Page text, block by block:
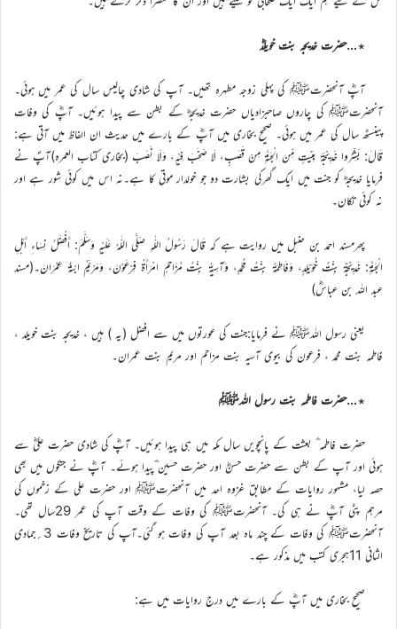
٭…حضرت خدیجہ بنت خویلدؓ
آپؓ آنحضرتﷺ کی پہلی زوجہ مطہرہ تھیں۔ آپ کی شادی چالیس سال کی عمر میں ہوئی۔
آنحضرتﷺ کی چاروں صاحبزادیاں حضرت خدیجہؓ کے بطن سے پیدا ہوئیں۔ آپؓ کی وفات
پینسٹھ سال کی عمر میں ہوئی۔ صحیح بخاری میں آپؓ کے بارے میں حدیث ان الفاظ میں آتی ہے:
قَالَ: بَشِّرُوا خَدِيْجَةَ بِبَيْتٍ مِّنَ الْجَنَّةِ مِنْ قَصَبٍ، لَا صَخَبَ فِيْهِ، وَلَا نَصَبَ (بخاری کتاب العمرہ)آپؐ نے
فرمایا خدیجہؓ کو جنت میں ایک گھرکی بشارت دو جو خولدار موتی کا ہے۔نہ اس میں کوئی شور ہے اور
نہ کوئی تکان۔
پھرمسند احمد بن حنبل میں روایت ہے کہ قَالَ رَسُولُ اللّٰهِ صَلَّى اللّٰهُ عَلَيْهِ وَسَلَّمَ: أَفْضَلُ نِسَاءِ أَهْلِ
الْجَنَّةِ: خَدِيْجَةُ بِنْتُ خُوَيْلِدٍ، وَفَاطِمَةُ بِنْتُ مُحَمَّدٍ، وَآسِيَةُ بِنْتُ مُزَاحِمٍ امْرَأَةُ فِرْعَوْنَ، وَمَرْيَمُ ابْنَةُ عِمْرَانَ۔(مسند
عبد اللہ بن عباسؓ)
یعنی رسول اللہﷺ نے فرمایا:جنت کی عورتوں میں سے افضل (یہ ) ہیں ، خدیجہ بنت خویلد ،
فاطمہ بنت محمد ، فرعون کی بیوی آسیہ بنت مزاحم اور مریم بنت عمران۔
٭…حضرت فاطمہ بنت رسول اللہﷺ
حضرت فاطمہ ؓ بعثت کے پانچویں سال مکہ میں ہی پیدا ہوئیں۔ آپؓ کی شادی حضرت علیؓ سے
ہوئی اور آپ کے بطن سے حضرت حسنؓ اور حضرت حسین ؓپیدا ہوئے۔ آپؓ نے جنگوں میں بھی
حصہ لیا، مشہور روایات کے مطابق غزوہ احد میں آنحضرتﷺ اور حضرت علی کے زخموں کی
مرہم پٹی آپؓ نے ہی کی۔ آنحضرتﷺ کی وفات کے وقت آپ کی عمر 29سال تھی۔
آنحضرتﷺ کی وفات کے چند ماہ بعد آپ کی وفات ہو گئی۔آپ کی تاریخ وفات 3؍جمادی
الثانی 11ہجری کتب میں مذکور ہے۔
صحیح بخاری میں آپؓ کے بارے میں درج روایات میں ہے: